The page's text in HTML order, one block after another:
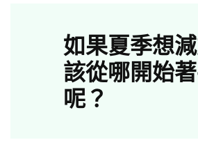
如果夏季想
該從哪開始
呢？